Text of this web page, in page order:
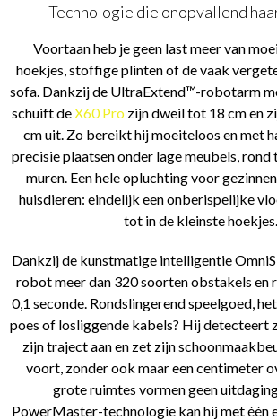
Technologie die onopvallend
Voortaan heb je geen last meer van
hoekjes, stoffige plinten of de vaak
sofa. Dankzij de UltraExtend™-robotarm
schuift deX60 Pro zijn dweil tot 18 cm en
cm uit. Zo bereikt hij moeiteloos en met
precisie plaatsen onder lage meubels, rond
muren. Een hele opluchting voor
huisdieren: eindelijk een onberispelijke
tot in de kleinste hoekjes.
Dankzij de kunstmatige intelligentie
robot meer dan 320 soorten obstakels en
0,1 seconde. Rondslingerend speelgoed,
poes of losliggende kabels? Hij detecteert
zijn traject aan en zet zijn
voort, zonder ook maar een centimeter
grote ruimtes vormen geen
PowerMaster-technologie kan hij met één